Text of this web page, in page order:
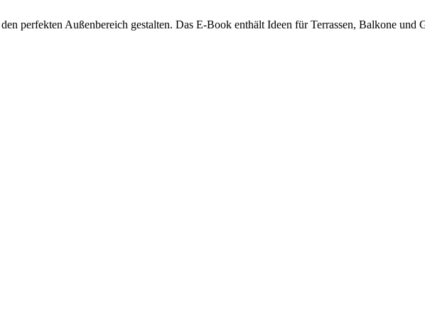
perfekten Außenbereich gestalten. Das E-Book enthält Ideen für Terrassen, Balkone